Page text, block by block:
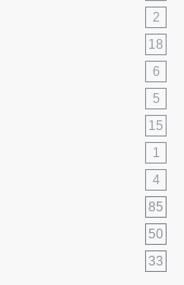
2
18
6
5
15
1
4
85
50
33